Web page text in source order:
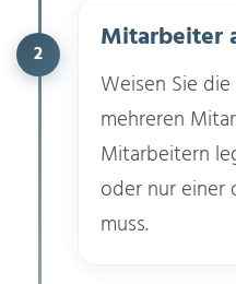
2 Mitarbeiter
Weisen Sie
mehreren
Mitarbeitern
oder nur einer
muss.